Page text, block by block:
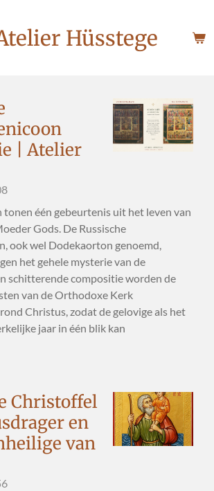
Hüsstege
| Atelier
tonen één gebeurtenis uit het leven van
Gods. De Russische
ook wel Dodekaorton genoemd,
het gehele mysterie van de
schitterende compositie worden de
van de Orthodoxe Kerk
Christus, zodat de gelovige als het
jaar in één blik kan
Christoffel
en
van